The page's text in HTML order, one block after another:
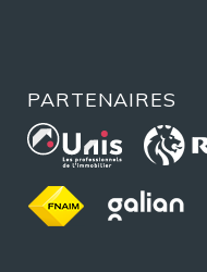
PARTENAIRES